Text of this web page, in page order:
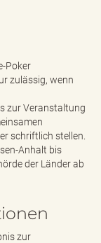
Poker
zulässig, wenn
zur Veranstaltung
schriftlich stellen.
Anhalt bis
der Länder ab
zur